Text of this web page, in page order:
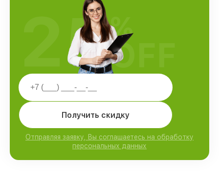
Получить скидку
Отправляя заявку, Вы соглашаетесь на обработку
персональных данных
25%
OFF